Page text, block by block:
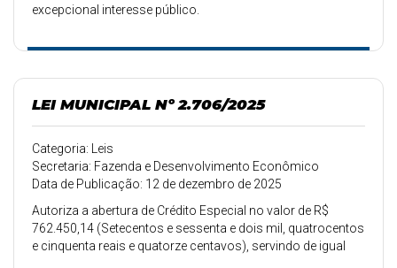
excepcional interesse público.
LEI MUNICIPAL Nº 2.706/2025
Categoria: Leis
Secretaria: Fazenda e Desenvolvimento Econômico
Data de Publicação: 12 de dezembro de 2025
Autoriza a abertura de Crédito Especial no valor de R$
762.450,14 (Setecentos e sessenta e dois mil, quatrocentos
e cinquenta reais e quatorze centavos), servindo de igual